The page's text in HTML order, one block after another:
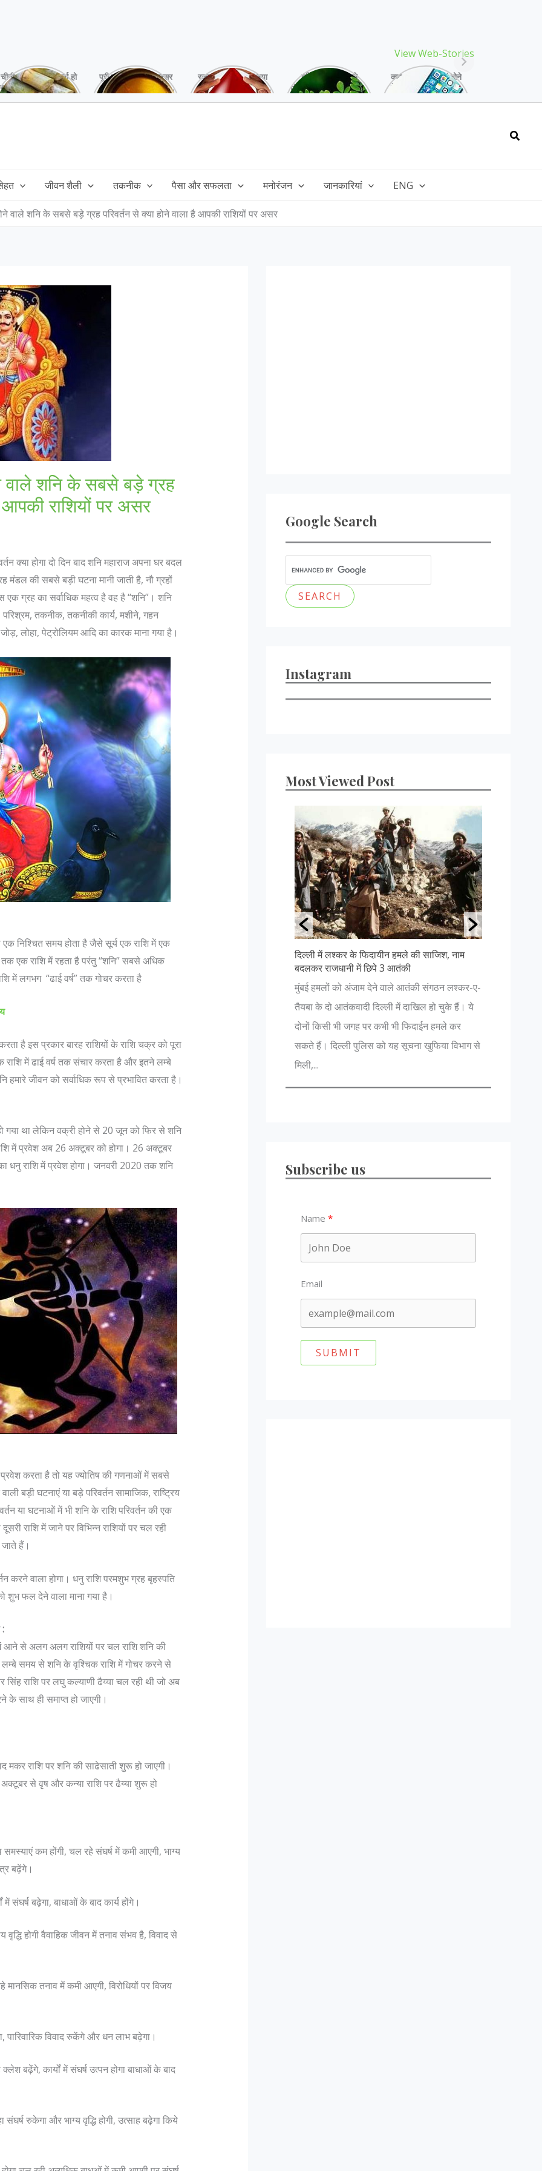
View Web-Stories
चीनी को कर दें ना, वर्ना हो
सकता है बहुत बड़ा नुक्सान
पूरी बनाने के बाद, अक्सर
तेल बच जाता है,ऐसे में
रक्तदान है ‘महादान’ क्या
आपने करवाया, स्वस्थ
गर्मियों में मिलने वाले
drumstick गुणों की खान
क्या storage full होने
के बाद मोबाइल हो रहा है
जीवन शैली तकनीक पैसा और सफलता मनोरंजन जानकारियां ENG
वाले शनि के सबसे बड़े ग्रह परिवर्तन से क्या होने वाला है आपकी राशियों पर असर
वाले शनि के सबसे बड़े ग्रह
आपकी राशियों पर असर
क्या होगा दो दिन बाद शनि महाराज अपना घर बदल
की सबसे बड़ी घटना मानी जाती है, नौ ग्रहों
ग्रह का सर्वाधिक महत्व है वह है “शनि”। शनि
तकनीक, तकनीकी कार्य, मशीने, गहन
लोहा, पेट्रोलियम आदि का कारक माना गया है।
निश्चित समय होता है जैसे सूर्य एक राशि में एक
एक राशि में रहता है परंतु “शनि” सबसे अधिक
में लगभग “ढाई वर्ष” तक गोचर करता है
है इस प्रकार बारह राशियों के राशि चक्र को पूरा
में ढाई वर्ष तक संचार करता है और इतने लम्बे
जीवन को सर्वाधिक रूप से प्रभावित करता है।
गया था लेकिन वक्री होने से 20 जून को फिर से शनि
में प्रवेश अब 26 अक्टूबर को होगा। 26 अक्टूबर
धनु राशि में प्रवेश होगा। जनवरी 2020 तक शनि
करता है तो यह ज्योतिष की गणनाओं में सबसे
बड़ी घटनाएं या बड़े परिवर्तन सामाजिक, राष्ट्रिय
या घटनाओं में भी शनि के राशि परिवर्तन की एक
राशि में जाने पर विभिन्न राशियों पर चल रही
हैं।
करने वाला होगा। धनु राशि परमशुभ ग्रह बृहस्पति
शुभ फल देने वाला माना गया है।
से अलग अलग राशियों पर चल राशि शनि की
लम्बे समय से शनि के वृश्चिक राशि में गोचर करने से
राशि पर लघु कल्याणी ढैय्या चल रही थी जो अब
साथ ही समाप्त हो जाएगी।
राशि पर शनि की साढेसाती शुरू हो जाएगी।
से वृष और कन्या राशि पर ढैय्या शुरू हो
कम होंगी, चल रहे संघर्ष में कमी आएगी, भाग्य
बढ़ेंगे।
संघर्ष बढ़ेगा, बाधाओं के बाद कार्य होंगे।
होगी वैवाहिक जीवन में तनाव संभव है, विवाद से
तनाव में कमी आएगी, विरोधियों पर विजय
पारिवारिक विवाद रुकेंगे और धन लाभ बढ़ेगा।
बढ़ेंगे, कार्यों में संघर्ष उत्पन होगा बाधाओं के बाद
रुकेगा और भाग्य वृद्धि होगी, उत्साह बढ़ेगा किये
Google Search
Instagram
Most Viewed Post
जानिए भारतीय सेना मे पद और उन के पदचिन्हों के बारे
में…
Col K D Pathak (Retd) के अनुसार "एक फ़ौजी का
N Hoon (Retd) कहते है कि "Rank is earned...
दिल्ली में लश्कर के फिदायीन हमले की साजिश, नाम
बदलकर राजधानी में छिपे 3 आतंकी
मुंबई हमलों को अंजाम देने वाले आतंकी संगठन लश्कर-ए-
तैयबा के दो आतंकवादी दिल्ली में दाखिल हो चुके हैं। ये
दोनों किसी भी जगह पर कभी भी फिदाईन हमले कर
सकते हैं। दिल्ली पुलिस को यह सूचना खुफिया विभाग से
उत्तराखंड की ११ सबसे
हैं, तो आपको भी एक बार
चाहिए। यहाँ आपको प्रकृति
नजर आएगा। जहां कहीं भी
भगवान में हो...
Subscribe us
Name
Email
SUBMIT